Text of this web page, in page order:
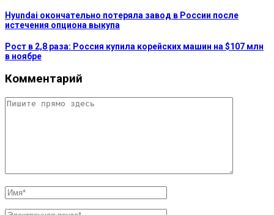
Hyundai окончательно потеряла завод в России после
истечения опциона выкупа
Рост в 2,8 раза: Россия купила корейских машин на $107 млн
в ноябре
Комментарий